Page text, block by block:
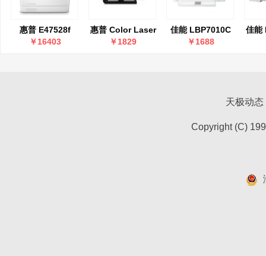
惠普 E47528f
￥16403
惠普 Color Laser
Printer CP1025
￥1829
佳能 LBP7010C
￥1688
佳能
天极动态
Copyright (C)